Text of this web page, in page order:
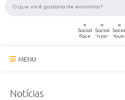
MENU
Notícias